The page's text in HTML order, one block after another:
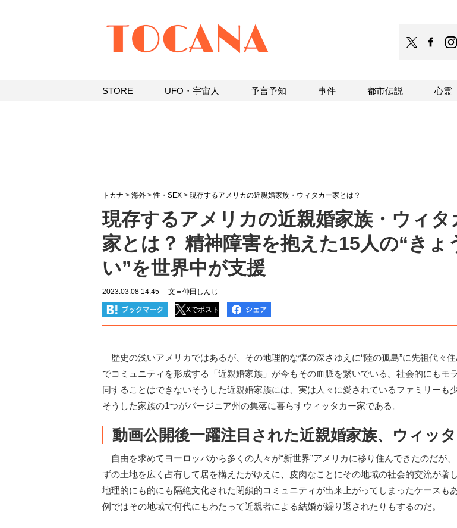
トカナ > 海外 >性・SEX > 現存するアメリカの近親婚家族・ウィタカー家とは？
現存するアメリカの近親婚家族・ウィタ
家とは？ 精神障害を抱えた15人の“きょ
い”を世界中が支援
2023.03.08 14:45 文＝仲田しんじ
Xでポスト
歴史の浅いアメリカではあるが、その地理的な懐の深さゆえに“陸の孤島”に先祖代々
でコミュニティを形成する「近親婚家族」が今もその血脈を繋いでいる。社会的にもモ
同することはできないそうした近親婚家族には、実は人々に愛されているファミリーも少
そうした家族の1つがバージニア州の集落に暮らすウィッタカー家である。
動画公開後一躍注目された近親婚家族、ウィッ
自由を求めてヨーロッパから多くの人々が“新世界”アメリカに移り住んできたのだが
ずの土地を広く占有して居を構えたがゆえに、皮肉なことにその地域の社会的交流が著
地理的にも的にも隔絶文化された閉鎖的コミュニティが出来上がってしまったケースも
例ではその地域で何代にもわたって近親者による結婚が繰り返されたりもするのだ。
STORE UFO・宇宙人 予言予知 事件 都市伝説 心霊